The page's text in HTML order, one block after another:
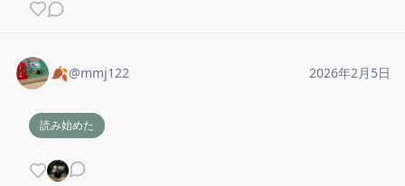
🍂@mmj122 2026年2月5日
読み始めた